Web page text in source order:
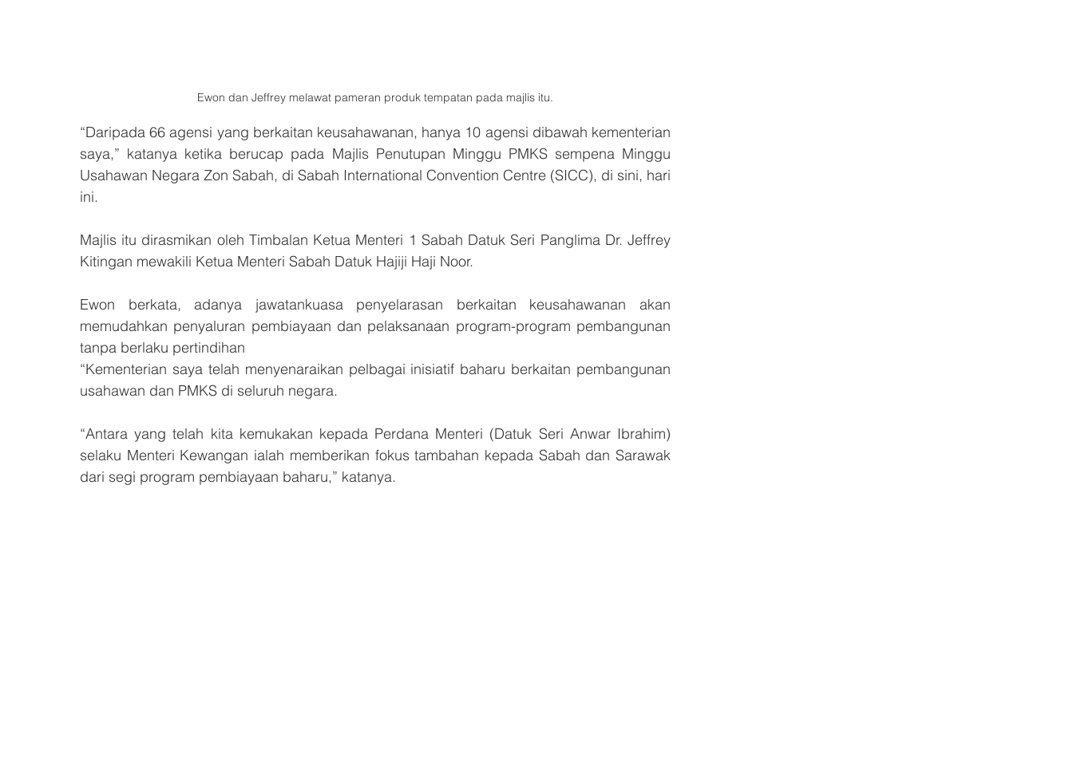
Ewon dan Jeffrey melawat pameran produk tempatan pada majlis itu.
“Daripada 66 agensi yang berkaitan keusahawanan, hanya 10 agensi dibawah kementerian
saya,” katanya ketika berucap pada Majlis Penutupan Minggu PMKS sempena Minggu
Usahawan Negara Zon Sabah, di Sabah International Convention Centre (SICC), di sini, hari
ini.
Majlis itu dirasmikan oleh Timbalan Ketua Menteri 1 Sabah Datuk Seri Panglima Dr. Jeffrey
Kitingan mewakili Ketua Menteri Sabah Datuk Hajiji Haji Noor.
Ewon berkata, adanya jawatankuasa penyelarasan berkaitan keusahawanan akan
memudahkan penyaluran pembiayaan dan pelaksanaan program-program pembangunan
tanpa berlaku pertindihan
“Kementerian saya telah menyenaraikan pelbagai inisiatif baharu berkaitan pembangunan
usahawan dan PMKS di seluruh negara.
“Antara yang telah kita kemukakan kepada Perdana Menteri (Datuk Seri Anwar Ibrahim)
selaku Menteri Kewangan ialah memberikan fokus tambahan kepada Sabah dan Sarawak
dari segi program pembiayaan baharu,” katanya.